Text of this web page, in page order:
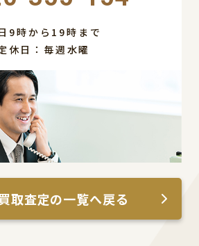
9時から19時まで
休日：毎週水曜
取査定の一覧へ戻る